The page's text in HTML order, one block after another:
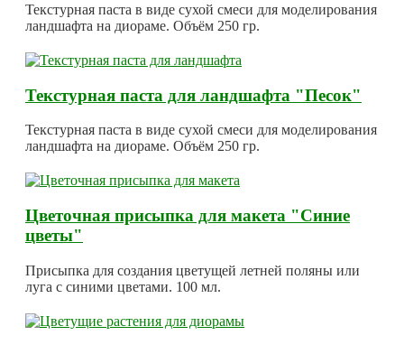
Текстурная паста в виде сухой смеси для моделирования
ландшафта на диораме. Объём 250 гр.
Текстурная паста для ландшафта "Песок"
Текстурная паста в виде сухой смеси для моделирования
ландшафта на диораме. Объём 250 гр.
Цветочная присыпка для макета "Синие
цветы"
Присыпка для создания цветущей летней поляны или
луга с синими цветами. 100 мл.